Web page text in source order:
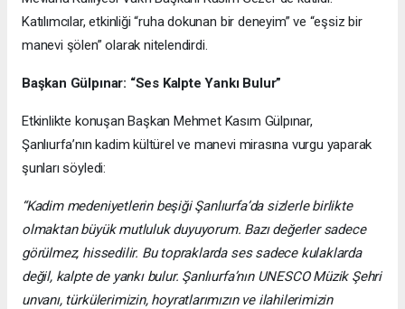
Katılımcılar, etkinliği “ruha dokunan bir deneyim” ve “eşsiz bir
manevi şölen” olarak nitelendirdi.
Başkan Gülpınar: “Ses Kalpte Yankı Bulur”
Etkinlikte konuşan Başkan Mehmet Kasım Gülpınar,
Şanlıurfa’nın kadim kültürel ve manevi mirasına vurgu yaparak
şunları söyledi:
“Kadim medeniyetlerin beşiği Şanlıurfa’da sizlerle birlikte
olmaktan büyük mutluluk duyuyorum. Bazı değerler sadece
görülmez, hissedilir. Bu topraklarda ses sadece kulaklarda
değil, kalpte de yankı bulur. Şanlıurfa’nın UNESCO Müzik Şehri
unvanı, türkülerimizin, hoyratlarımızın ve ilahilerimizin